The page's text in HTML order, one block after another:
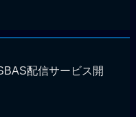
配信サービス開